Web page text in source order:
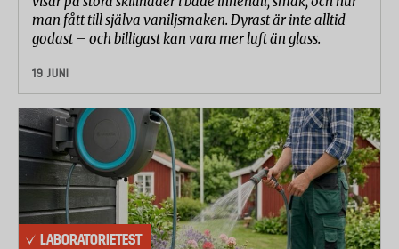
man fått till själva vaniljsmaken. Dyrast är inte alltid
godast – och billigast kan vara mer luft än glass.
19 JUNI
LABORATORIETEST